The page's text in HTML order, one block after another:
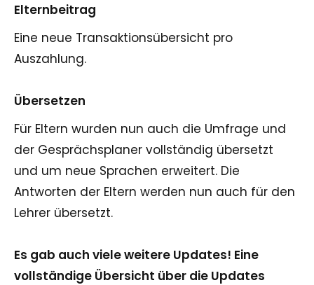
Elternbeitrag
Eine neue Transaktionsübersicht pro
Auszahlung.
Übersetzen
Für Eltern wurden nun auch die Umfrage und
der Gesprächsplaner vollständig übersetzt
und um neue Sprachen erweitert. Die
Antworten der Eltern werden nun auch für den
Lehrer übersetzt.
Es gab auch viele weitere Updates! Eine
vollständige Übersicht über die Updates